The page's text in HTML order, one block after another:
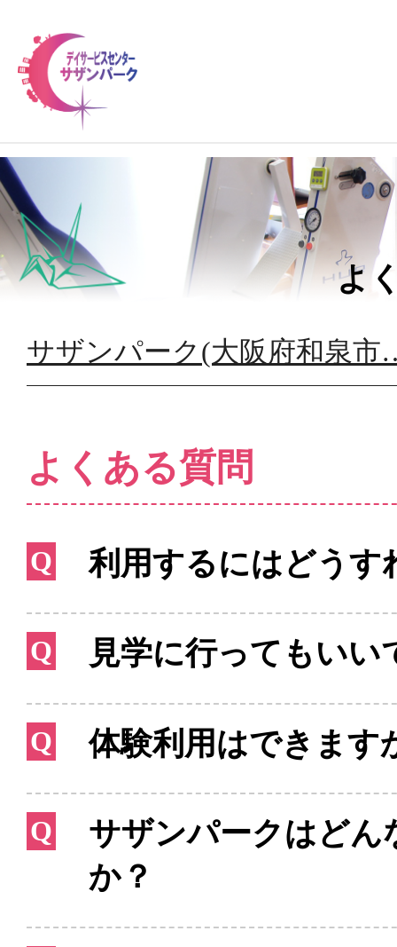
私
施
お
よ
サザンパーク(大阪府和泉
よくある質問
Q 利用するにはどうす
Q 見学に行ってもいい
Q 体験利用はできます
Q
サザンパークはどん
か？